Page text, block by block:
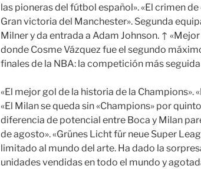
las pioneras del fútbol español». «El crimen
Gran victoria del Manchester». Segunda
Milner y da entrada a Adam Johnson. ↑
donde Cosme Vázquez fue el segundo
finales de la NBA: la competición más
«El mejor gol de la historia de la Champions».
«El Milan se queda sin «Champions» por
diferencia de potencial entre Boca y Milan
de agosto». «Grünes Licht für neue Super
limitado al mundo del arte. Ha dado la
unidades vendidas en todo el mundo y